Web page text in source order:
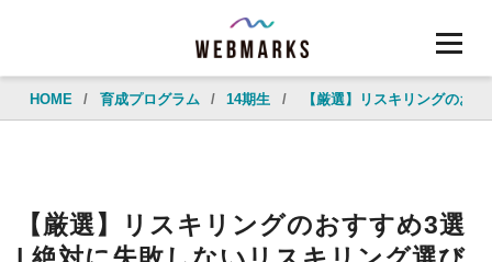
HOME / 育成プログラム / 14期生 / 【厳選】リスキリングのお
【厳選】リスキリングのおすすめ3選